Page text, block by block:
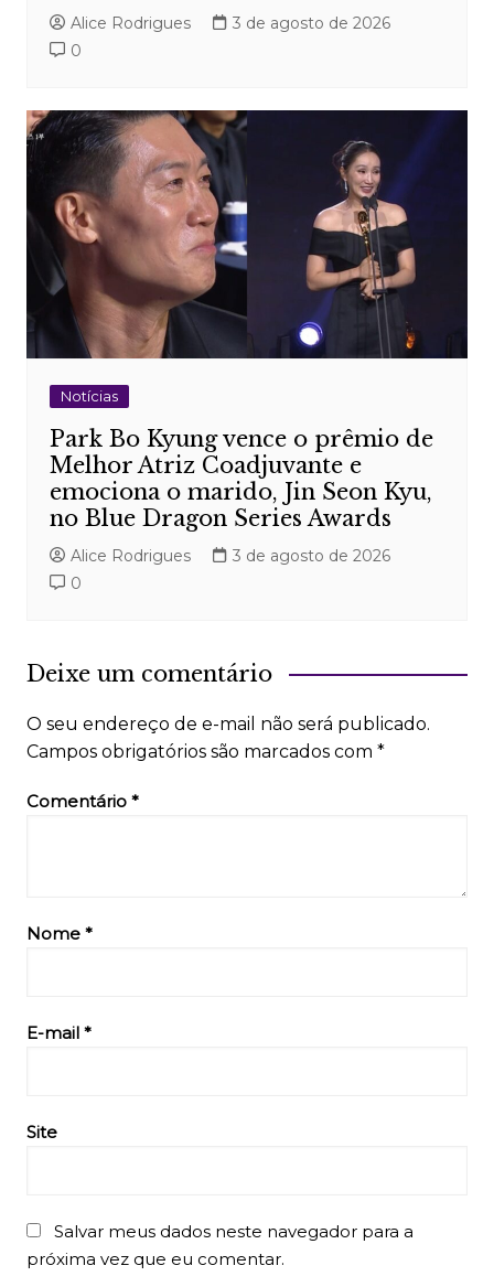
Alice Rodrigues
3 de agosto de 2026
0
Notícias
Park Bo Kyung vence o prêmio de
Melhor Atriz Coadjuvante e
emociona o marido, Jin Seon Kyu,
no Blue Dragon Series Awards
Alice Rodrigues
3 de agosto de 2026
0
Deixe um comentário
O seu endereço de e-mail não será publicado.
Campos obrigatórios são marcados com *
Comentário *
Nome *
E-mail *
Site
Salvar meus dados neste navegador para a
próxima vez que eu comentar.